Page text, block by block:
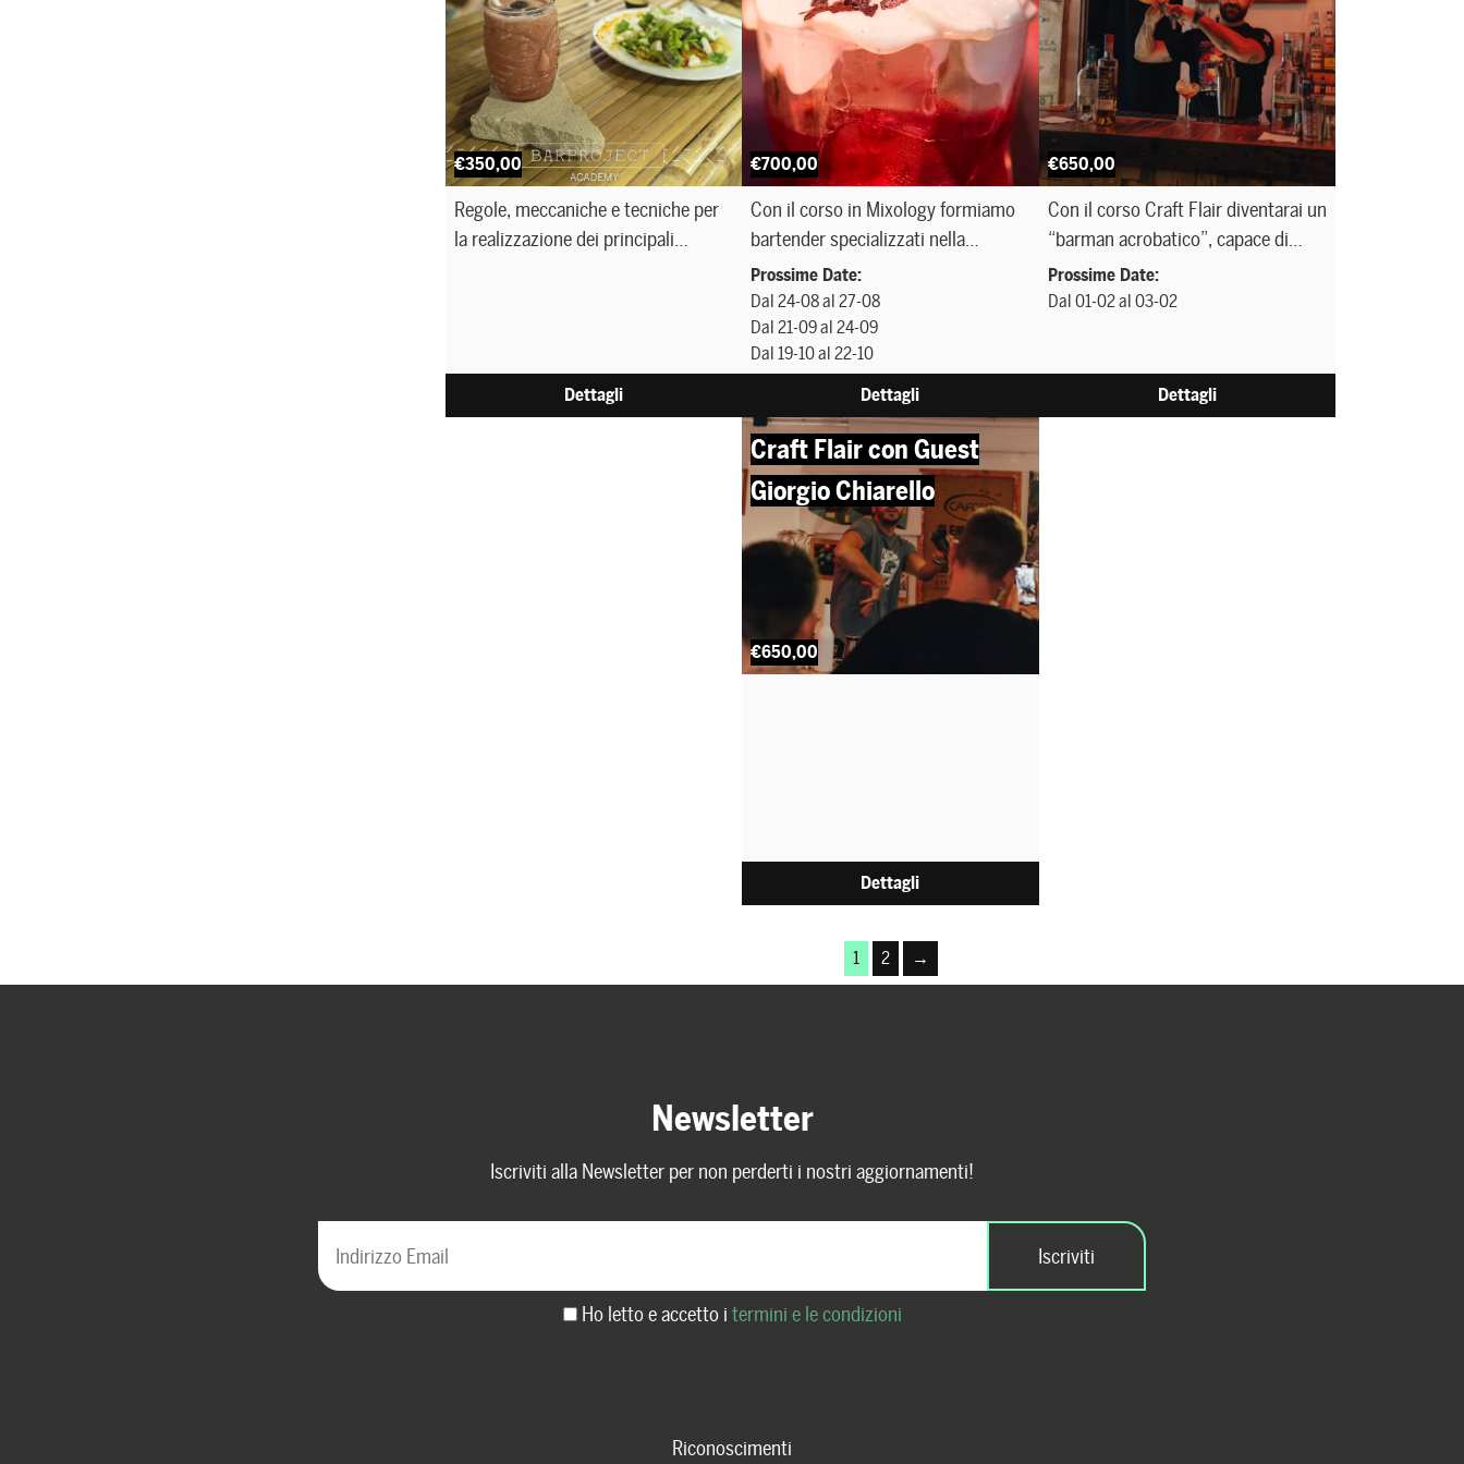
€350,00
Regole, meccaniche e tecniche per
la realizzazione dei principali
Dettagli
€700,00
Con il corso in Mixology formiamo
bartender specializzati nella
miscelazione avanzata e nella
creazione di cocktail sartoriali.
Prossime Date:
Dal 24-08 al 27-08
Dal 21-09 al 24-09
Dal 19-10 al 22-10
Dettagli
€650,00
Con il corso Craft Flair diventarai un
“barman acrobatico”, capace di
conquistare il cliente con
preparazioni spettacolari unite a
Prossime Date:
Dal 01-02 al 03-02
Dettagli
Craft Flair con Guest
Giorgio Chiarello
€650,00
Dettagli
1 2 →
Newsletter
Iscriviti alla Newsletter per non perderti i nostri aggiornamenti!
Ho letto e accetto i termini e le condizioni
Riconoscimenti